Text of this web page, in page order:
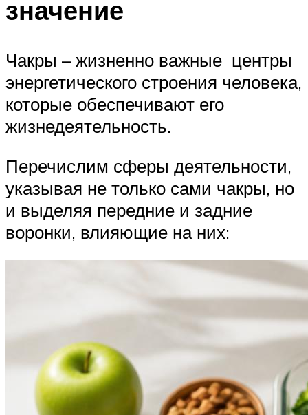
значение
Чакры – жизненно важные центры
энергетического строения человека,
которые обеспечивают его
жизнедеятельность.
Перечислим сферы деятельности,
указывая не только сами чакры, но
и выделяя передние и задние
воронки, влияющие на них: